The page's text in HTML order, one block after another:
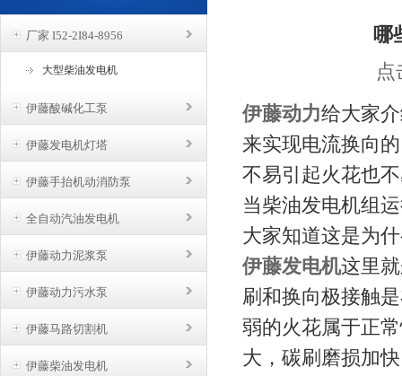
厂家 I52-2I84-8956
大型柴油发电机
伊藤酸碱化工泵
伊藤发电机灯塔
伊藤手抬机动消防泵
全自动汽油发电机
伊藤动力泥浆泵
伊藤动力污水泵
伊藤马路切割机
伊藤柴油发电机
哪
点
伊藤动力给大家
来实现电流换向
不易引起火花也
当柴油发电机组
大家知道这是为
伊藤发电机这里
刷和换向极接触
弱的火花属于正
大，碳刷磨损加